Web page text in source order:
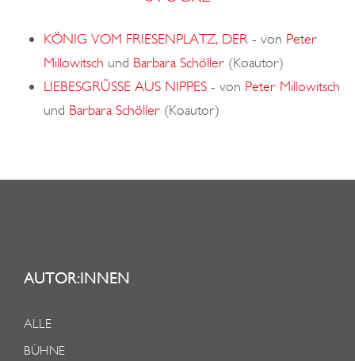
KÖNIG VOM FRIESENPLATZ, DER - von Peter
Millowitsch und Barbara Schöller (Koautor)
LIEBESGRÜSSE AUS NIPPES - von Peter Millowitsch
und Barbara Schöller (Koautor)
AUTOR:INNEN
ALLE
BÜHNE